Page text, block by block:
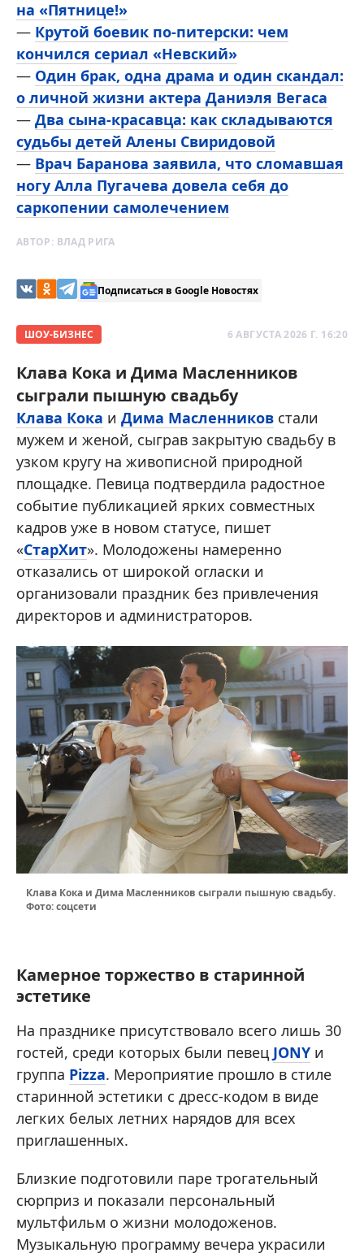
на «Пятнице!»
— Крутой боевик по-питерски: чем
кончился сериал «Невский»
— Один брак, одна драма и один скандал:
о личной жизни актера Даниэля Вегаса
— Два сына-красавца: как складываются
судьбы детей Алены Свиридовой
— Врач Баранова заявила, что сломавшая
ногу Алла Пугачева довела себя до
саркопении самолечением
АВТОР: ВЛАД РИГА
Подписаться в Google Новостях
ШОУ-БИЗНЕС 6 АВГУСТА 2026 Г. 16:20
Клава Кока и Дима Масленников
сыграли пышную свадьбу
Клава Кока и Дима Масленников стали
мужем и женой, сыграв закрытую свадьбу в
узком кругу на живописной природной
площадке. Певица подтвердила радостное
событие публикацией ярких совместных
кадров уже в новом статусе, пишет
«СтарХит». Молодожены намеренно
отказались от широкой огласки и
организовали праздник без привлечения
директоров и администраторов.
Клава Кока и Дима Масленников сыграли пышную свадьбу.
Фото: соцсети
Камерное торжество в старинной
эстетике
На празднике присутствовало всего лишь 30
гостей, среди которых были певец JONY и
группа Pizza. Мероприятие прошло в стиле
старинной эстетики с дресс-кодом в виде
легких белых летних нарядов для всех
приглашенных.
Близкие подготовили паре трогательный
сюрприз и показали персональный
мультфильм о жизни молодоженов.
Музыкальную программу вечера украсили